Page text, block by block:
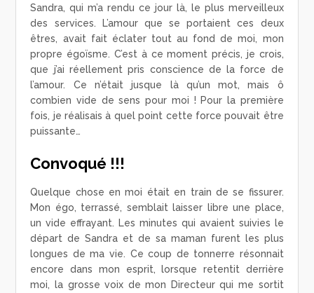
Sandra, qui m’a rendu ce jour là, le plus merveilleux
des services. L’amour que se portaient ces deux
êtres, avait fait éclater tout au fond de moi, mon
propre égoïsme. C’est à ce moment précis, je crois,
que j’ai réellement pris conscience de la force de
l’amour. Ce n’était jusque là qu’un mot, mais ô
combien vide de sens pour moi ! Pour la première
fois, je réalisais à quel point cette force pouvait être
puissante…
Convoqué !!!
Quelque chose en moi était en train de se fissurer.
Mon égo, terrassé, semblait laisser libre une place,
un vide effrayant. Les minutes qui avaient suivies le
départ de Sandra et de sa maman furent les plus
longues de ma vie. Ce coup de tonnerre résonnait
encore dans mon esprit, lorsque retentit derrière
moi, la grosse voix de mon Directeur qui me sortit